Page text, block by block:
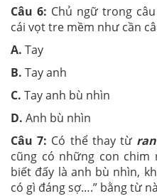
Câu 6: Chủ ngữ trong
cái vọt tre mềm như cần
A. Tay
B. Tay anh
C. Tay anh bù nhìn
D. Anh bù nhìn
Câu 7: Có thể thay từ
cũng có những con
biết đấy là anh bù nhìn,
có gì đáng sợ….” bằng từ